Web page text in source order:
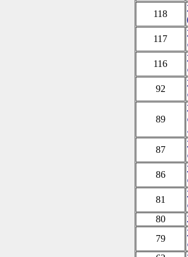
118
117
116
92
89
87
86
81
80
79